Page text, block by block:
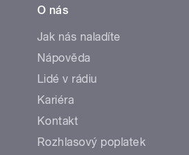
O nás
Jak nás naladíte
Nápověda
Lidé v rádiu
Kariéra
Kontakt
Rozhlasový poplatek